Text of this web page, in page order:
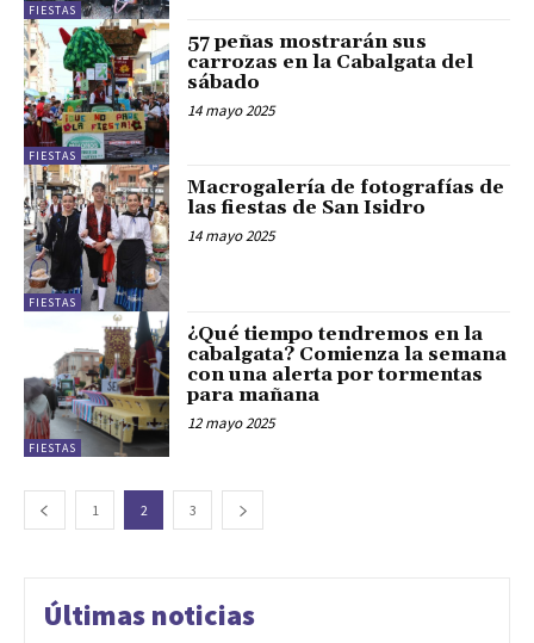
FIESTAS
FIESTAS
57 peñas mostrarán sus
carrozas en la Cabalgata del
sábado
14 mayo 2025
FIESTAS
Macrogalería de fotografías de
las fiestas de San Isidro
14 mayo 2025
FIESTAS
¿Qué tiempo tendremos en la
cabalgata? Comienza la semana
con una alerta por tormentas
para mañana
12 mayo 2025
1 2 3
Últimas noticias